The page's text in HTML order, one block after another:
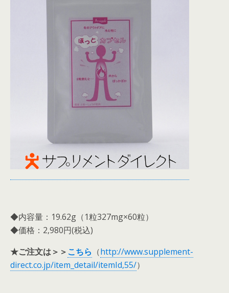
◆内容量：19.62g（1粒327mg×60粒）
◆価格：2,980円(税込)
★ご注文は＞＞ こちら （http://www.supplement-
direct.co.jp/item_detail/itemId,55/）